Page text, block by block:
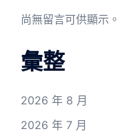
尚無留言可供顯示。
彙整
2026 年 8 月
2026 年 7 月